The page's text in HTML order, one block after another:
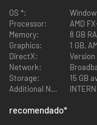
OS *:
Processor:
AMD
Memory:
8 GB
Graphics:
1 GB,
DirectX:
Version
Network:
Storage:
15 GB
Additional Notes:
recomendado*